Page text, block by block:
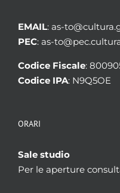
EMAIL: as-
PEC: as-
Codice Fiscale:
Codice IPA: N9Q5OE
ORARI
Sale studio
Per le aperture